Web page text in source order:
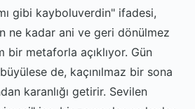
gibi kayboluverdin" ifadesi,
ne kadar ani ve geri dönülmez
bir metaforla açıklıyor. Gün
de, kaçınılmaz bir sona
karanlığı getirir. Sevilen